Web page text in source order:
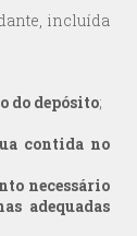
incluída
do depósito;
contida no
necessário
adequadas